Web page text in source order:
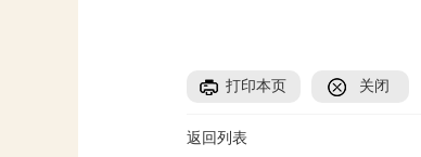
打印本页 关闭
返回列表